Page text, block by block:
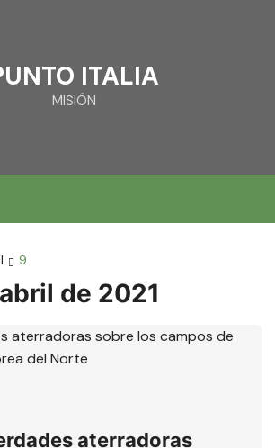
ITALIA
MISIÓN
9
de 2021
aterradoras